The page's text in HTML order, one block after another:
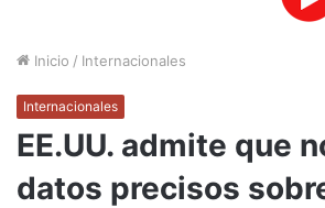
Inicio / Internacionales
Internacionales
EE.UU. admite que
datos precisos